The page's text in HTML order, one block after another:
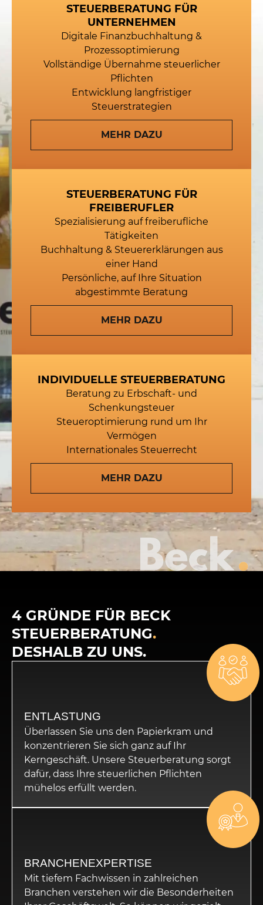
STEUERBERATUNG FÜR
UNTERNEHMEN
Digitale Finanzbuchhaltung &
Prozessoptimierung
Vollständige Übernahme steuerlicher
Pflichten
Entwicklung langfristiger
Steuerstrategien
MEHR DAZU
STEUERBERATUNG FÜR
FREIBERUFLER
Spezialisierung auf freiberufliche
Tätigkeiten
Buchhaltung & Steuererklärungen aus
einer Hand
Persönliche, auf Ihre Situation
abgestimmte Beratung
MEHR DAZU
INDIVIDUELLE STEUERBERATUNG
Beratung zu Erbschaft- und
Schenkungsteuer
Steueroptimierung rund um Ihr
Vermögen
Internationales Steuerrecht
MEHR DAZU
4 GRÜNDE FÜR BECK
STEUERBERATUNG.
DESHALB ZU UNS.
ENTLASTUNG
Überlassen Sie uns den Papierkram und
konzentrieren Sie sich ganz auf Ihr
Kerngeschäft. Unsere Steuerberatung sorgt
dafür, dass Ihre steuerlichen Pflichten
mühelos erfüllt werden.
BRANCHENEXPERTISE
Mit tiefem Fachwissen in zahlreichen
Branchen verstehen wir die Besonderheiten